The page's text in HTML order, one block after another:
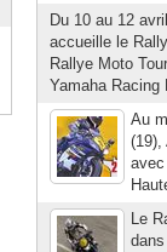
Du 10 au 12
accueille le
Rallye Moto
Yamaha Racing
Au
(19),
Le